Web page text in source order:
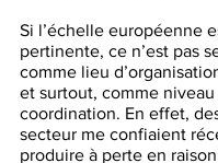
Si l’échelle européenne
pertinente, ce n’est pas
comme lieu
et surtout, comme niveau
coordination. En effet,
secteur me confiaient
produire à perte en